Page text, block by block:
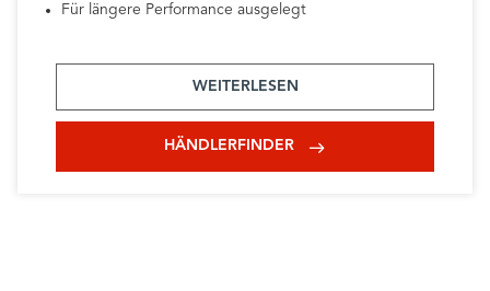
Für längere Performance ausgelegt
WEITERLESEN
HÄNDLERFINDER